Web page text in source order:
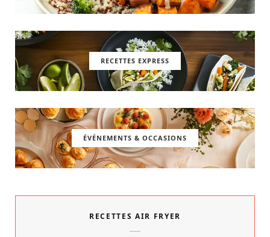
RECETTES EXPRESS
ÉVÉNEMENTS & OCCASIONS
RECETTES AIR FRYER